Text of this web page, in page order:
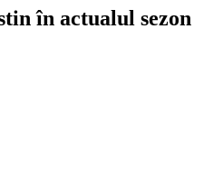
în actualul sezon